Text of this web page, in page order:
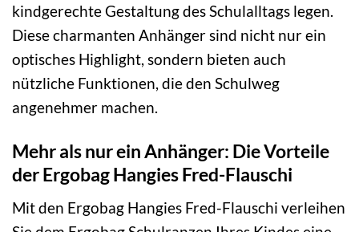
kindgerechte Gestaltung des Schulalltags legen.
Diese charmanten Anhänger sind nicht nur ein
optisches Highlight, sondern bieten auch
nützliche Funktionen, die den Schulweg
angenehmer machen.
Mehr als nur ein Anhänger: Die Vorteile
der Ergobag Hangies Fred-Flauschi
Mit den Ergobag Hangies Fred-Flauschi verleihen